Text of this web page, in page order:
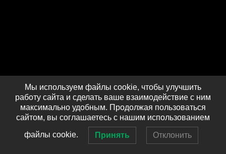
Мы используем файлы cookie, чтобы улучшить
работу сайта и сделать ваше взаимодействие с ним
максимально удобным. Продолжая пользоваться
сайтом, вы соглашаетесь с нашим использованием
файлы cookie. Принять Отклонить